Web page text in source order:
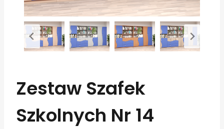
Zestaw Szafek
Szkolnych Nr 14